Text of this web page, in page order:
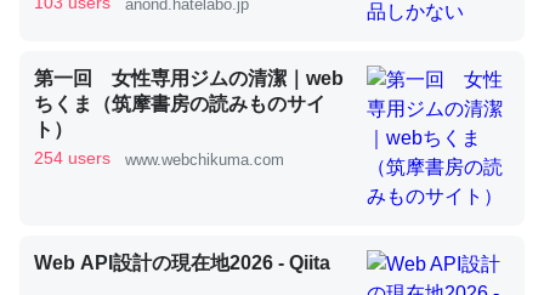
─ニュース :: 【研究発表】昆虫学の大問題＝「昆虫はなぜ海にいな
いのか」に関する新仮説
ウチもEchoを実家に置いて４年。でたまに覗いてる。ぼ
anond.hatelabo.jp
第一回 女性専用ジムの清潔｜web
ちくま（筑摩書房の読みものサイ
ト）
254 users www.webchikuma.com
Web API設計の現在地2026 - Qiita